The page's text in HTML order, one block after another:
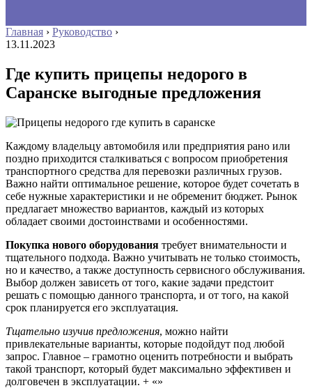
Главная › Руководство ›
13.11.2023
Где купить прицепы недорого в
Саранске выгодные предложения
Каждому владельцу автомобиля или предприятия рано или
поздно приходится сталкиваться с вопросом приобретения
транспортного средства для перевозки различных грузов.
Важно найти оптимальное решение, которое будет сочетать в
себе нужные характеристики и не обременит бюджет. Рынок
предлагает множество вариантов, каждый из которых
обладает своими достоинствами и особенностями.
Покупка нового оборудования требует внимательности и
тщательного подхода. Важно учитывать не только стоимость,
но и качество, а также доступность сервисного обслуживания.
Выбор должен зависеть от того, какие задачи предстоит
решать с помощью данного транспорта, и от того, на какой
срок планируется его эксплуатация.
Тщательно изучив предложения, можно найти
привлекательные варианты, которые подойдут под любой
запрос. Главное – грамотно оценить потребности и выбрать
такой транспорт, который будет максимально эффективен и
долговечен в эксплуатации. + «»